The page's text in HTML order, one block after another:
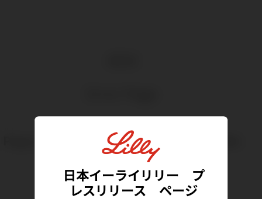
Page you're trying to access is not available
Go to Home Page
日本イーライリリー プ
レスリリース ページ